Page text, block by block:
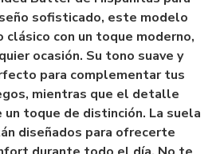
sofisticado, este modelo
con un toque moderno,
ocasión. Su tono suave y
para complementar tus
mientras que el detalle
un toque de distinción. La suela
diseñados para ofrecerte